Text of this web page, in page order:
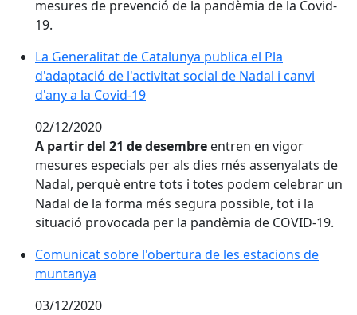
mesures de prevenció de la pandèmia de la Covid-
19.
La Generalitat de Catalunya publica el Pla
La Generalitat de Catalunya publica el Pla
d'adaptació de l'activitat social de Nadal i canvi
d'any a la Covid-19
02/12/2020
A partir del 21 de desembre entren en vigor
mesures especials per als dies més assenyalats de
Nadal, perquè entre tots i totes podem celebrar un
Nadal de la forma més segura possible, tot i la
situació provocada per la pandèmia de COVID-19.
Comunicat sobre l'obertura de les estacions de
muntanya
03/12/2020